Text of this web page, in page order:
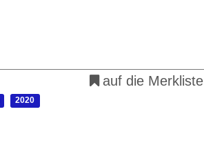
auf die Merkliste
2020